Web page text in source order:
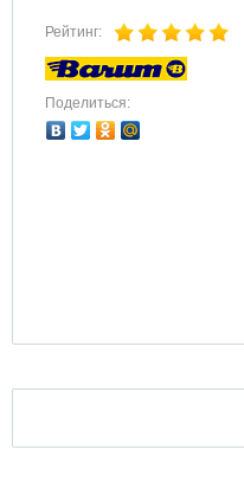
Рейтинг:
Поделиться: